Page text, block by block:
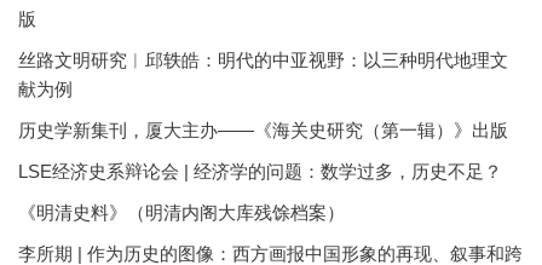
版
丝路文明研究︱邱轶皓：明代的中亚视野：以三种明代地理文
献为例
历史学新集刊，厦大主办——《海关史研究（第一辑）》出版
LSE经济史系辩论会 | 经济学的问题：数学过多，历史不足？
《明清史料》（明清内阁大库残馀档案）
李所期 | 作为历史的图像：西方画报中国形象的再现、叙事和跨